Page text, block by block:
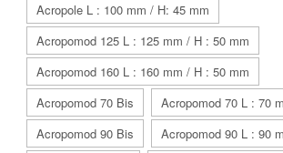
Acropole L : 100 mm / H: 45 mm
Acropomod 125 L : 125 mm / H : 50 mm
Acropomod 160 L : 160 mm / H : 50 mm
Acropomod 70 Bis
Acropomod 70 L : 70
Acropomod 90 Bis
Acropomod 90 L : 90